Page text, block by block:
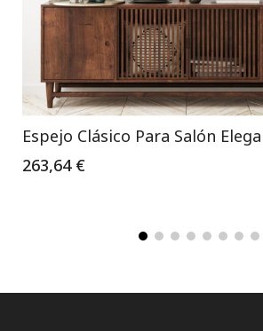
Espejo Clásico Para Salón
263,64 €